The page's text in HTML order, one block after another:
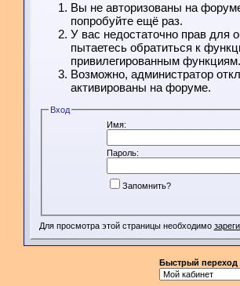
Вы не авторизованы на
попробуйте ещё раз.
У вас недостаточно прав для
пытаетесь обратиться к
привилегированным функциям.
Возможно, администратор
активированы на форуме.
Вход
Имя:
Пароль:
Запомнить?
Для просмотра этой страницы необходимо
Быстрый переход